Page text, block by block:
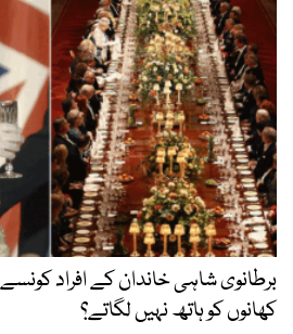
برطانوی شاہی خاندان کے افراد
کھانوں کو ہاتھ نہیں لگاتے؟